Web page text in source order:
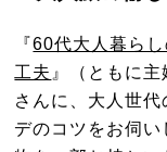
『60代大人暮ら
工夫 』（ともに
さんに、大人世
デのコツをお伺